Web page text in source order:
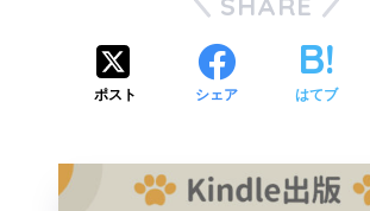
ポスト シェア はてブ